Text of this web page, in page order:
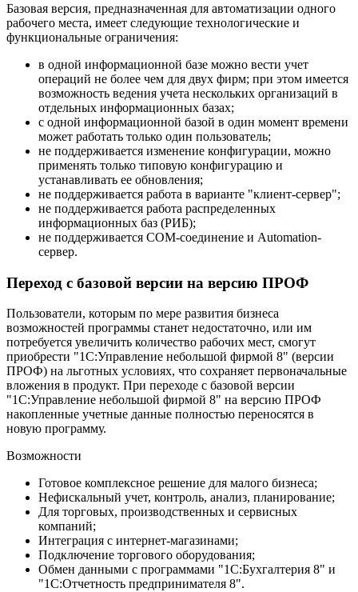
Базовая версия, предназначенная для автоматизации одного
рабочего места, имеет следующие технологические и
функциональные ограничения:
в одной информационной базе можно вести учет
операций не более чем для двух фирм; при этом имеется
возможность ведения учета нескольких организаций в
отдельных информационных базах;
с одной информационной базой в один момент времени
может работать только один пользователь;
не поддерживается изменение конфигурации, можно
применять только типовую конфигурацию и
устанавливать ее обновления;
не поддерживается работа в варианте "клиент-сервер";
не поддерживается работа распределенных
информационных баз (РИБ);
не поддерживается COM-соединение и Automation-
сервер.
Переход с базовой версии на версию ПРОФ
Пользователи, которым по мере развития бизнеса
возможностей программы станет недостаточно, или им
потребуется увеличить количество рабочих мест, смогут
приобрести "1С:Управление небольшой фирмой 8" (версии
ПРОФ) на льготных условиях, что сохраняет первоначальные
вложения в продукт. При переходе с базовой версии
"1С:Управление небольшой фирмой 8" на версию ПРОФ
накопленные учетные данные полностью переносятся в
новую программу.
Возможности
Готовое комплексное решение для малого бизнеса;
Нефискальный учет, контроль, анализ, планирование;
Для торговых, производственных и сервисных
компаний;
Интеграция с интернет-магазинами;
Подключение торгового оборудования;
Обмен данными с программами "1С:Бухгалтерия 8" и
"1С:Отчетность предпринимателя 8".